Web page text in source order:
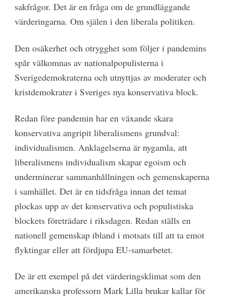
sakfrågor. Det är en fråga om de grundläggande
värderingarna. Om själen i den liberala politiken.
Den osäkerhet och otrygghet som följer i pandemins
spår välkomnas av nationalpopulisterna i
Sverigedemokraterna och utnyttjas av moderater och
kristdemokrater i Sveriges nya konservativa block.
Redan före pandemin har en växande skara
konservativa angripit liberalismens grundval:
individualismen. Anklagelserna är nygamla, att
liberalismens individualism skapar egoism och
underminerar sammanhållningen och gemenskaperna
i samhället. Det är en tidsfråga innan det temat
plockas upp av det konservativa och populistiska
blockets företrädare i riksdagen. Redan ställs en
nationell gemenskap ibland i motsats till att ta emot
flyktingar eller att fördjupa EU-samarbetet.
De är ett exempel på det värderingsklimat som den
amerikanska professorn Mark Lilla brukar kallar för